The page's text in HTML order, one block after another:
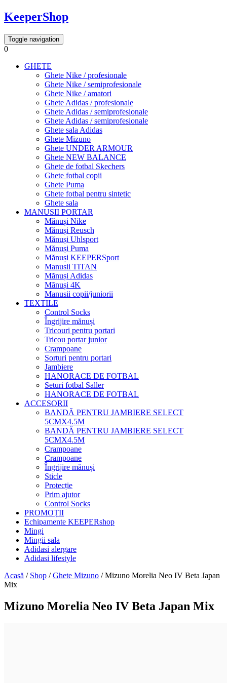
KeeperShop
Toggle navigation
0
GHETE
Ghete Nike / profesionale
Ghete Nike / semiprofesionale
Ghete Nike / amatori
Ghete Adidas / profesionale
Ghete Adidas / semiprofesionale
Ghete Adidas / semiprofesionale
Ghete sala Adidas
Ghete Mizuno
Ghete UNDER ARMOUR
Ghete NEW BALANCE
Ghete de fotbal Skechers
Ghete fotbal copii
Ghete Puma
Ghete fotbal pentru sintetic
Ghete sala
MANUSII PORTAR
Mănuși Nike
Mănuși Reusch
Mănuși Uhlsport
Mănuși Puma
Mănuși KEEPERSport
Manusii TITAN
Mănuși Adidas
Mănuși 4K
Manusii copii/juniorii
TEXTILE
Control Socks
Îngrijire mănuși
Tricouri pentru portari
Tricou portar junior
Crampoane
Sorturi pentru portari
Jambiere
HANORACE DE FOTBAL
Seturi fotbal Saller
HANORACE DE FOTBAL
ACCESORII
BANDĂ PENTRU JAMBIERE SELECT
5CMX4.5M
BANDĂ PENTRU JAMBIERE SELECT
5CMX4.5M
Crampoane
Crampoane
Îngrijire mănuși
Sticle
Protecție
Prim ajutor
Control Socks
PROMOȚII
Echipamente KEEPERshop
Mingi
Mingii sala
Adidasi alergare
Adidasi lifestyle
Acasă / Shop /Ghete Mizuno / Mizuno Morelia Neo IV Beta Japan
Mix
Mizuno Morelia Neo IV Beta Japan Mix